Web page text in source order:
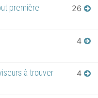
première 26
4
à trouver 4